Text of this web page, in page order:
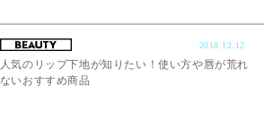
2018.12.12
人気のリップ下地が知りたい！使い方や唇が荒れ
ないおすすめ商品